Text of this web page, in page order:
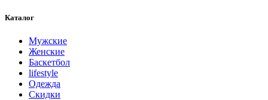
Каталог
Мужские
Женские
Баскетбол
lifestyle
Одежда
Скидки